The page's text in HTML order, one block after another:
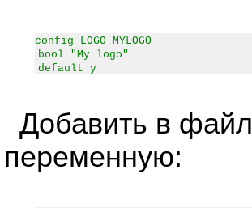
config LOGO_MYLOGO
bool "My logo"
default y
Добавить в файл
переменную: